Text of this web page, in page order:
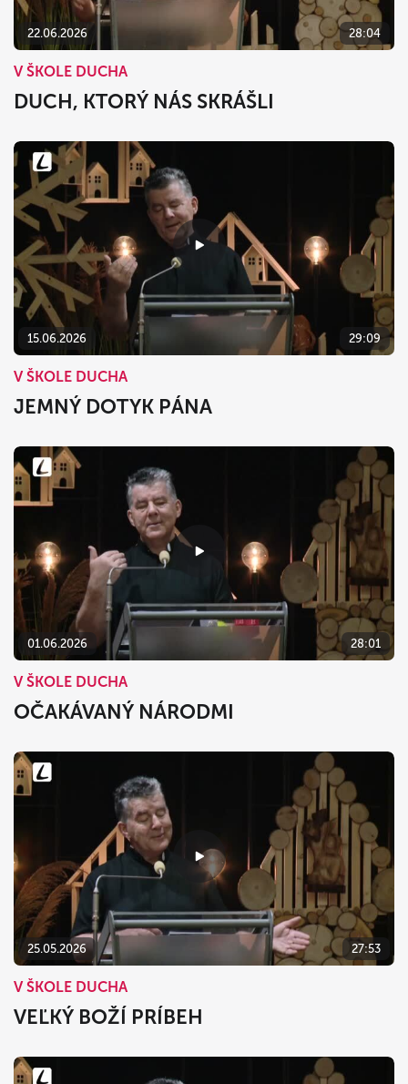
22.06.2026 28:04
V ŠKOLE DUCHA
DUCH, KTORÝ NÁS SKRÁŠLI
15.06.2026 29:09
V ŠKOLE DUCHA
JEMNÝ DOTYK PÁNA
01.06.2026 28:01
V ŠKOLE DUCHA
OČAKÁVANÝ NÁRODMI
25.05.2026 27:53
V ŠKOLE DUCHA
VEĽKÝ BOŽÍ PRÍBEH